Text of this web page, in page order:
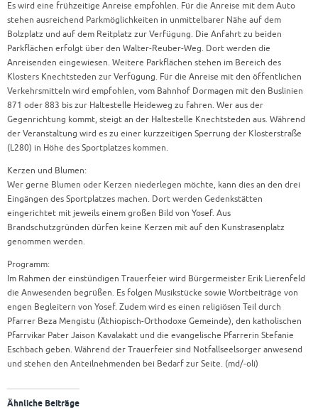
Es wird eine frühzeitige Anreise empfohlen. Für die Anreise mit dem Auto
stehen ausreichend Parkmöglichkeiten in unmittelbarer Nähe auf dem
Bolzplatz und auf dem Reitplatz zur Verfügung. Die Anfahrt zu beiden
Parkflächen erfolgt über den Walter-Reuber-Weg. Dort werden die
Anreisenden eingewiesen. Weitere Parkflächen stehen im Bereich des
Klosters Knechtsteden zur Verfügung. Für die Anreise mit den öffentlichen
Verkehrsmitteln wird empfohlen, vom Bahnhof Dormagen mit den Buslinien
871 oder 883 bis zur Haltestelle Heideweg zu fahren. Wer aus der
Gegenrichtung kommt, steigt an der Haltestelle Knechtsteden aus. Während
der Veranstaltung wird es zu einer kurzzeitigen Sperrung der Klosterstraße
(L280) in Höhe des Sportplatzes kommen.
Kerzen und Blumen:
Wer gerne Blumen oder Kerzen niederlegen möchte, kann dies an den drei
Eingängen des Sportplatzes machen. Dort werden Gedenkstätten
eingerichtet mit jeweils einem großen Bild von Yosef. Aus
Brandschutzgründen dürfen keine Kerzen mit auf den Kunstrasenplatz
genommen werden.
Programm:
Im Rahmen der einstündigen Trauerfeier wird Bürgermeister Erik Lierenfeld
die Anwesenden begrüßen. Es folgen Musikstücke sowie Wortbeiträge von
engen Begleitern von Yosef. Zudem wird es einen religiösen Teil durch
Pfarrer Beza Mengistu (Äthiopisch-Orthodoxe Gemeinde), den katholischen
Pfarrvikar Pater Jaison Kavalakatt und die evangelische Pfarrerin Stefanie
Eschbach geben. Während der Trauerfeier sind Notfallseelsorger anwesend
und stehen den Anteilnehmenden bei Bedarf zur Seite. (md/-oli)
Ähnliche Beiträge